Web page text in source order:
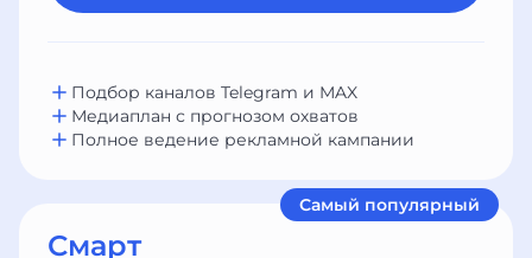
Подбор каналов Telegram и MAX
Медиаплан с прогнозом охватов
Полное ведение рекламной кампании
Самый популярный
Смарт